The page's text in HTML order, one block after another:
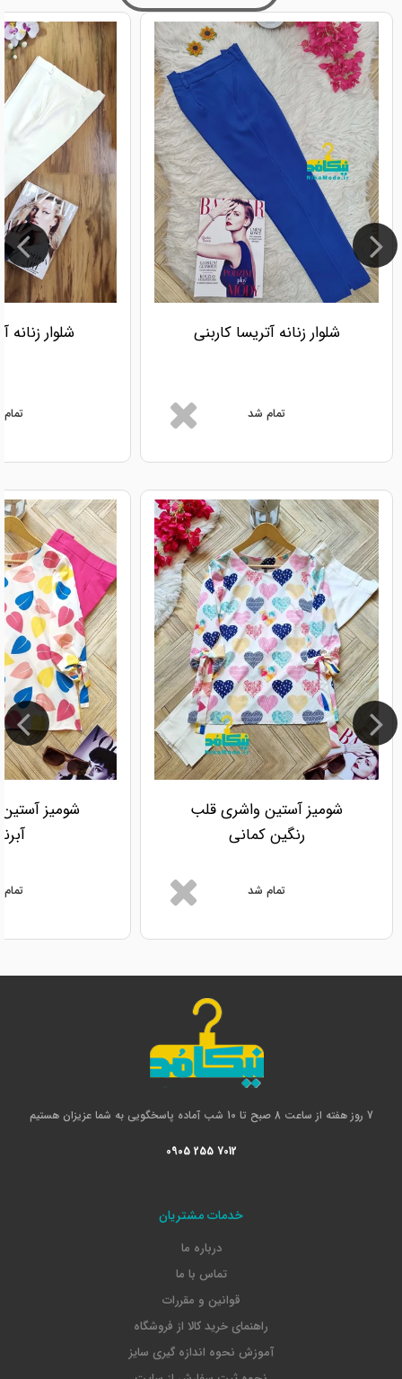
شلوار زنانه آتریسا کاربنی
تمام شد
شلوار زنانه
شومیز آستین واشری قلب
رنگین کمانی
تمام شد
شومیز
7 روز هفته از ساعت 8 صبح تا 10 شب آماده پاسخگویی به شما عزیزان هستیم
0905 255 7012
خدمات مشتریان
درباره ما
تماس با ما
قوانین و مقررات
راهنمای خرید کالا از فروشگاه
آموزش نحوه اندازه گیری سایز